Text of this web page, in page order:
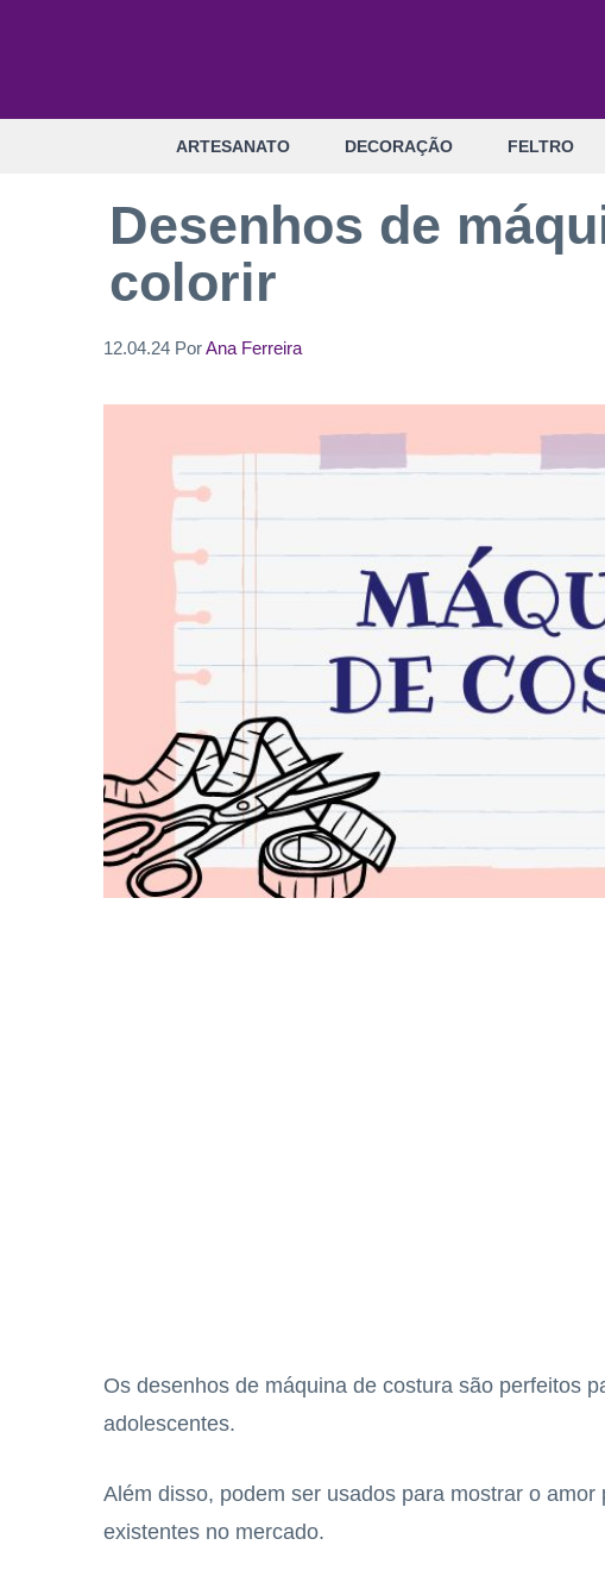
ARTESANATO DECORAÇÃO FELTRO
Desenhos de
colorir
12.04.24 PorAna Ferreira
Os desenhos de máquina de costura são perfeitos
adolescentes.
Além disso, podem ser usados para mostrar o
existentes no mercado.